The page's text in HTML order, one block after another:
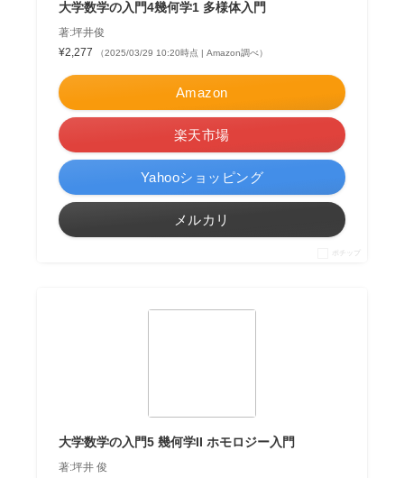
大学数学の入門4幾何学1 多様体入門
著:坪井俊
¥2,277
（2025/03/29 10:20時点 | Amazon調べ）
Amazon
楽天市場
Yahooショッピング
メルカリ
ポチップ
大学数学の入門5 幾何学II ホモロジー入門
著:坪井 俊